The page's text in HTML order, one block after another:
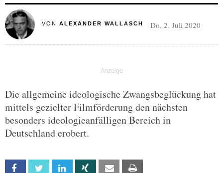
VON ALEXANDER WALLASCH Do, 2. Juli 2020
Die allgemeine ideologische Zwangsbeglückung hat
mittels gezielter Filmförderung den nächsten
besonders ideologieanfälligen Bereich in
Deutschland erobert.
Facebook Twitter Linkedin Xing Email